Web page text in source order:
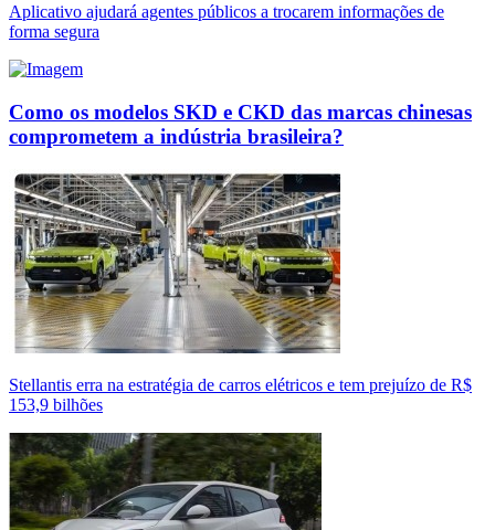
Aplicativo ajudará agentes públicos a trocarem informações de
forma segura
Como os modelos SKD e CKD das marcas chinesas
comprometem a indústria brasileira?
Stellantis erra na estratégia de carros elétricos e tem prejuízo de R$
153,9 bilhões